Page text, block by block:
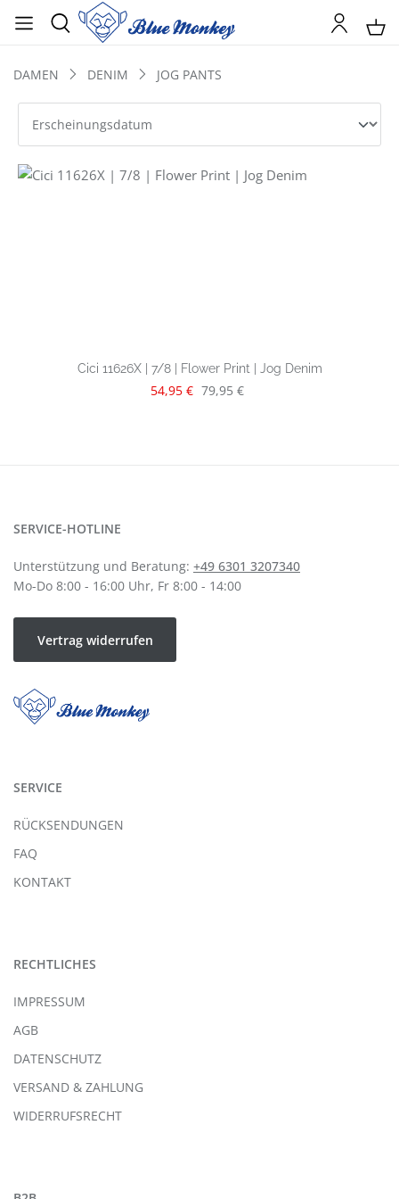
DAMEN DENIM JOG PANTS
Cici 11626X | 7/8 | Flower Print | Jog Denim
Verkaufspreis:
54,95 € Regulärer Preis:
79,95 €
SERVICE-HOTLINE
Unterstützung und Beratung: +49 6301 3207340
Mo-Do 8:00 - 16:00 Uhr, Fr 8:00 - 14:00
Vertrag widerrufen
SERVICE
RÜCKSENDUNGEN
FAQ
KONTAKT
RECHTLICHES
IMPRESSUM
AGB
DATENSCHUTZ
VERSAND & ZAHLUNG
WIDERRUFSRECHT